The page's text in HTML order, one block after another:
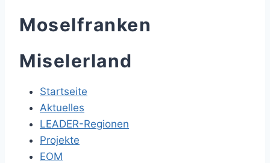
Moselfranken
Miselerland
Startseite
Aktuelles
LEADER-Regionen
Projekte
EOM